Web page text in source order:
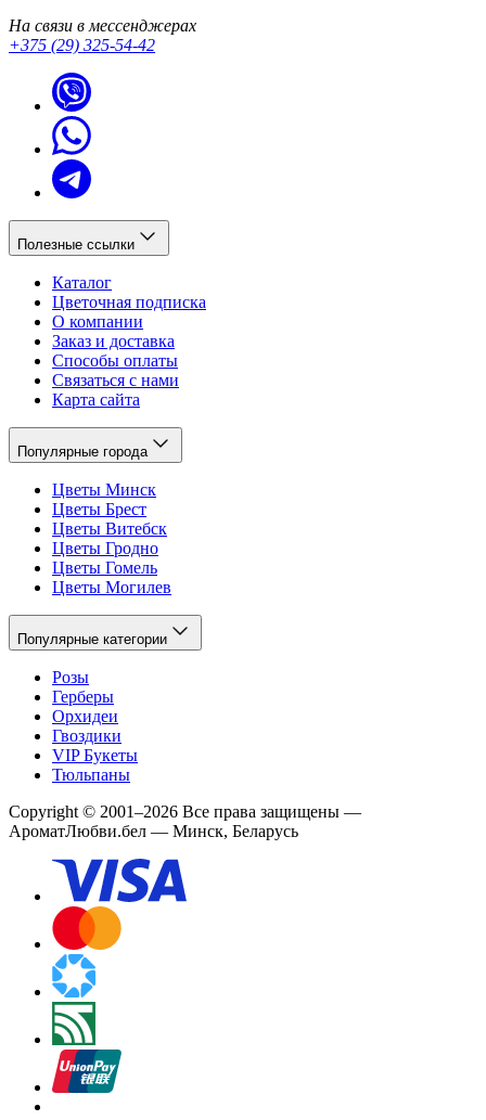
На связи в мессенджерах
+375 (29) 325-54-42
Полезные ссылки
Каталог
Цветочная подписка
О компании
Заказ и доставка
Способы оплаты
Связаться с нами
Карта сайта
Популярные города
Цветы Минск
Цветы Брест
Цветы Витебск
Цветы Гродно
Цветы Гомель
Цветы Могилев
Популярные категории
Розы
Герберы
Орхидеи
Гвоздики
VIP Букеты
Тюльпаны
Copyright © 2001–2026 Все права защищены —
АроматЛюбви.бел — Минск, Беларусь